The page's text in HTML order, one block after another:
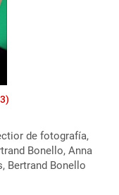
de fotografía,
Bonello, Anna
Bertrand Bonello